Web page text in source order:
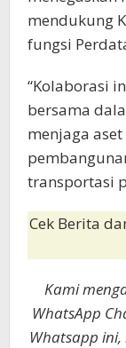
mendukung
fungsi
“Kolaborasi
bersama
menjaga
transportasi
Cek Berita
Kami
WhatsApp
Whatsapp